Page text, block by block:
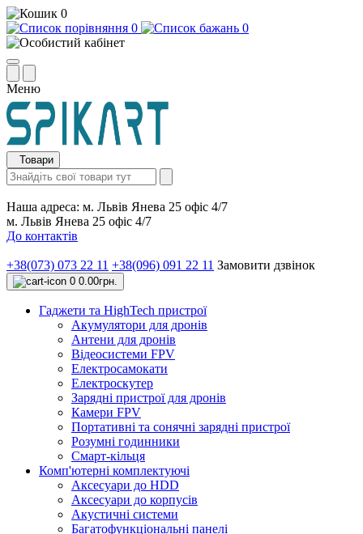
0
0
0
Меню
Товари
Наша адреса: м. Львів Янева 25 офіс 4/7
м. Львів Янева 25 офіс 4/7
До контактів
+38(073) 073 22 11 +38(096) 091 22 11 Замовити дзвінок
0 0.00грн.
Гаджети та HighTech пристрої
Акумулятори для дронів
Антени для дронів
Відеосистеми FPV
Електросамокати
Електроскутер
Зарядні пристрої для дронів
Камери FPV
Портативні та сонячні зарядні пристрої
Розумні годинники
Смарт-кільця
Комп'ютерні комплектуючі
Аксесуари до HDD
Аксесуари до корпусів
Акустичні системи
Багатофункціональні панелі